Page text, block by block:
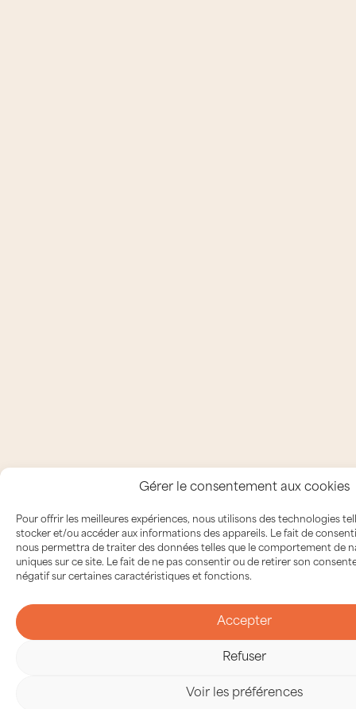
Gérer le consentement aux cookies
Pour offrir les meilleures expériences, nous utilisons des technologies
stocker et/ou accéder aux informations des appareils. Le fait de
nous permettra de traiter des données telles que le comportement de
uniques sur ce site. Le fait de ne pas consentir ou de retirer son
négatif sur certaines caractéristiques et fonctions.
Accepter
Refuser
Voir les préférences